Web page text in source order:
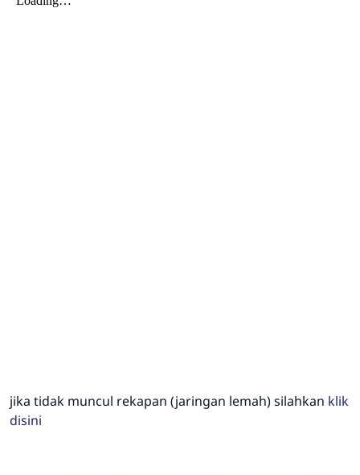
jika tidak muncul rekapan (jaringan lemah) silahkan klik
disini